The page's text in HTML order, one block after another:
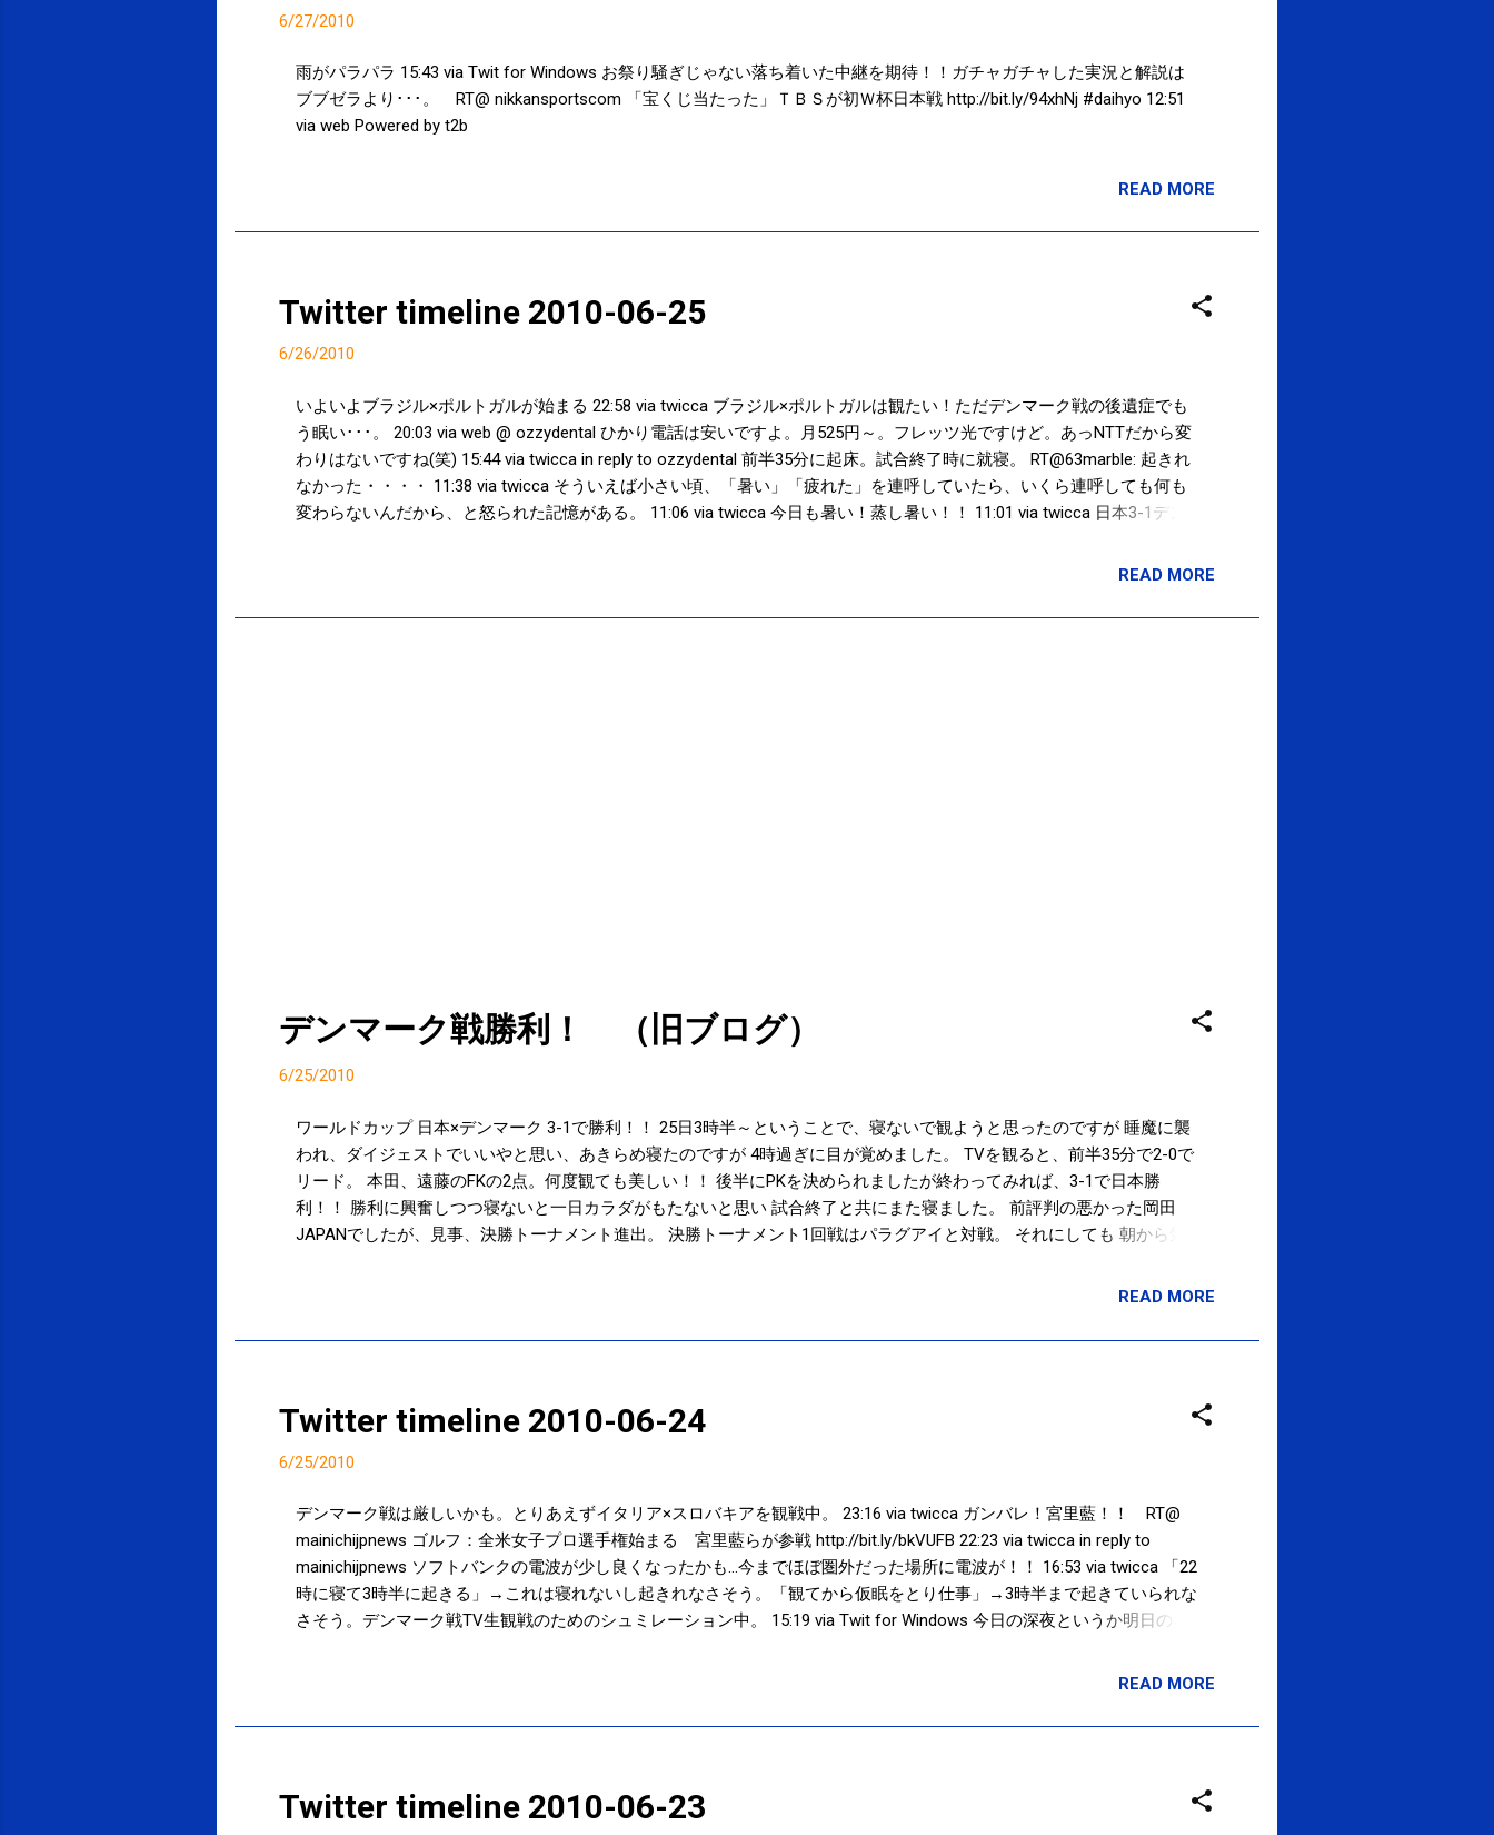
6/27/2010
雨がパラパラ 15:43 via Twit for Windows お祭り騒ぎじゃない落ち着いた中継を期待！！ガチャガチャした実況と解説は
ブブゼラより･･･。 RT@ nikkansportscom 「宝くじ当たった」ＴＢＳが初Ｗ杯日本戦 http://bit.ly/94xhNj #daihyo 12:51
via web Powered by t2b
READ MORE
Twitter timeline 2010-06-25
6/26/2010
いよいよブラジル×ポルトガルが始まる 22:58 via twicca ブラジル×ポルトガルは観たい！ただデンマーク戦の後遺症でも
う眠い･･･。 20:03 via web @ ozzydental ひかり電話は安いですよ。月525円～。フレッツ光ですけど。あっNTTだから変
わりはないですね(笑) 15:44 via twicca in reply to ozzydental 前半35分に起床。試合終了時に就寝。 RT@63marble: 起きれ
なかった・・・・ 11:38 via twicca そういえば小さい頃、「暑い」「疲れた」を連呼していたら、いくら連呼しても何も
変わらないんだから、と怒られた記憶がある。 11:06 via twicca 今日も暑い！蒸し暑い！！ 11:01 via twicca 日本3-1デン
READ MORE
デンマーク戦勝利！ （旧ブログ）
6/25/2010
ワールドカップ 日本×デンマーク 3-1で勝利！！ 25日3時半～ということで、寝ないで観ようと思ったのですが 睡魔に襲
われ、ダイジェストでいいやと思い、あきらめ寝たのですが 4時過ぎに目が覚めました。 TVを観ると、前半35分で2-0で
リード。 本田、遠藤のFKの2点。何度観ても美しい！！ 後半にPKを決められましたが終わってみれば、3-1で日本勝
利！！ 勝利に興奮しつつ寝ないと一日カラダがもたないと思い 試合終了と共にまた寝ました。 前評判の悪かった岡田
JAPANでしたが、見事、決勝トーナメント進出。 決勝トーナメント1回戦はパラグアイと対戦。 それにしても 朝から気
READ MORE
Twitter timeline 2010-06-24
6/25/2010
デンマーク戦は厳しいかも。とりあえずイタリア×スロバキアを観戦中。 23:16 via twicca ガンバレ！宮里藍！！ RT@
mainichijpnews ゴルフ：全米女子プロ選手権始まる 宮里藍らが参戦 http://bit.ly/bkVUFB 22:23 via twicca in reply to
mainichijpnews ソフトバンクの電波が少し良くなったかも…今までほぼ圏外だった場所に電波が！！ 16:53 via twicca 「22
時に寝て3時半に起きる」→これは寝れないし起きれなさそう。「観てから仮眠をとり仕事」→3時半まで起きていられな
さそう。デンマーク戦TV生観戦のためのシュミレーション中。 15:19 via Twit for Windows 今日の深夜というか明日の早
名を車から連呼されても…。 10:04 via twicca iPhone4発売。iPadの時のようなお祭り騒ぎ的なメディアの取り上げ方はさ
る。 00:27 via twicca Powered by t2b
READ MORE
Twitter timeline 2010-06-23